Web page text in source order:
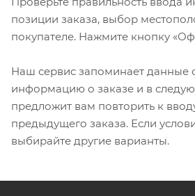
позиции заказа, выбор
покупателе. Нажмите кнопку
Наш сервис запоминает данные
информацию о заказе и в
предложит вам повторить к
предыдущего заказа. Если
выбирайте другие варианты.